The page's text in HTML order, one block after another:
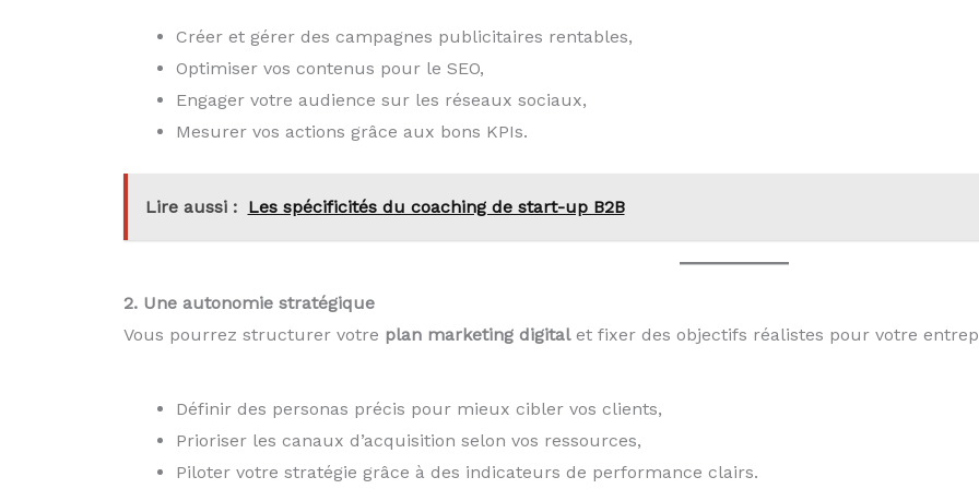
Créer et gérer des campagnes publicitaires rentables,
Optimiser vos contenus pour le SEO,
Engager votre audience sur les réseaux sociaux,
Mesurer vos actions grâce aux bons KPIs.
Lire aussi : Les spécificités du coaching de start-up B2B
2. Une autonomie stratégique
Vous pourrez structurer votre plan marketing digitalet fixer des objectifs réalistes pour votre
Définir des personas précis pour mieux cibler vos clients,
Prioriser les canaux d’acquisition selon vos ressources,
Piloter votre stratégie grâce à des indicateurs de performance clairs.